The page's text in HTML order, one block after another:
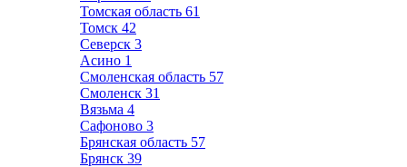
Томская область 61
Томск 42
Северск 3
Асино 1
Смоленская область 57
Смоленск 31
Вязьма 4
Сафоново 3
Брянская область 57
Брянск 39